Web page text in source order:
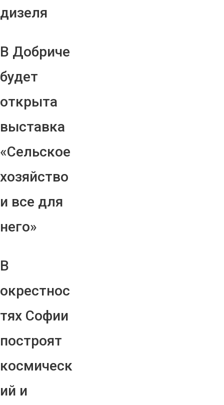
дизеля
В Добриче
будет
открыта
выставка
«Сельское
хозяйство
и все для
него»
В
окрестнос
тях Софии
построят
космическ
ий и